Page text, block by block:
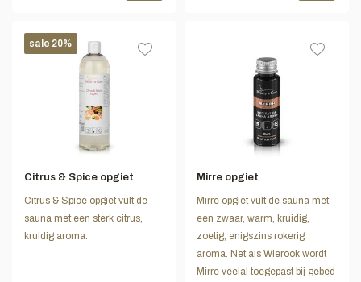
sale 20%
Citrus & Spice opgiet
Citrus & Spice opgiet vult de
sauna met een sterk citrus,
kruidig aroma.
Mirre opgiet
Mirre opgiet vult de sauna met
een zwaar, warm, kruidig,
zoetig, enigszins rokerig
aroma. Net als Wierook wordt
Mirre veelal toegepast bij gebed